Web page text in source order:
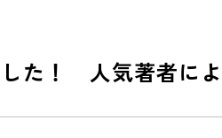
た！ 人気著者に